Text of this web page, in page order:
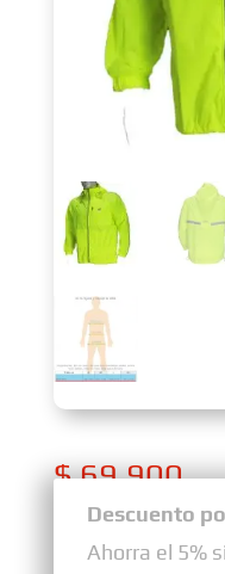
$69.900
Descuento
Ahorra el 5%